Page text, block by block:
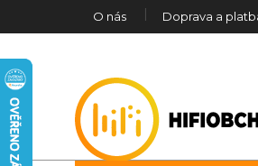
O nás Doprava a